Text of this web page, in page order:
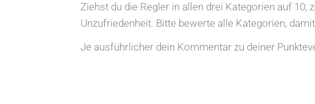
Ziehst du die Regler in allen drei Kategorien auf
Unzufriedenheit. Bitte bewerte alle Kategorien,
Je ausführlicher dein Kommentar zu deiner